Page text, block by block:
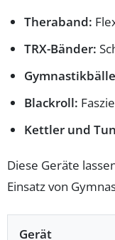
Theraband:
TRX-Bänder:
Blackroll:
Kettler und
Diese Geräte
Einsatz von
Gerät